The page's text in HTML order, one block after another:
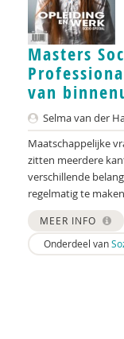
QUT
Raad voor
Ramirelsyla
Regioplan
Sonja
United
VGN
World Health
René .C.
Masters
van
Selma van der
Maatschappelijke
zitten meerdere
verschillende
regelmatig te
MEER INFO
Onderdeel van